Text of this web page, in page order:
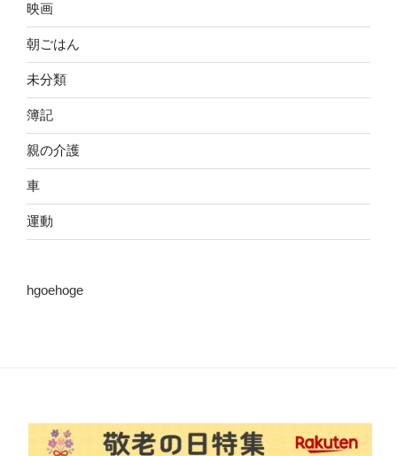
映画
朝ごはん
未分類
簿記
親の介護
車
運動
hgoehoge